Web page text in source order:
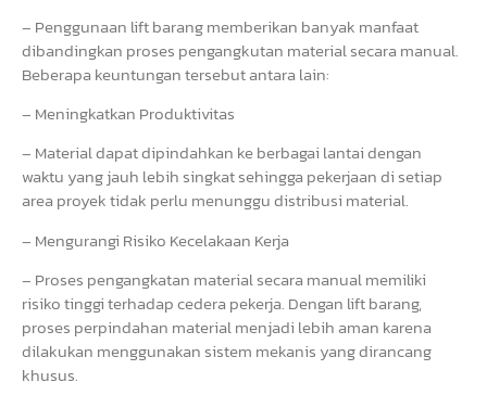
– Penggunaan lift barang memberikan banyak manfaat
dibandingkan proses pengangkutan material secara manual.
Beberapa keuntungan tersebut antara lain:
– Meningkatkan Produktivitas
– Material dapat dipindahkan ke berbagai lantai dengan
waktu yang jauh lebih singkat sehingga pekerjaan di setiap
area proyek tidak perlu menunggu distribusi material.
– Mengurangi Risiko Kecelakaan Kerja
– Proses pengangkatan material secara manual memiliki
risiko tinggi terhadap cedera pekerja. Dengan lift barang,
proses perpindahan material menjadi lebih aman karena
dilakukan menggunakan sistem mekanis yang dirancang
khusus.